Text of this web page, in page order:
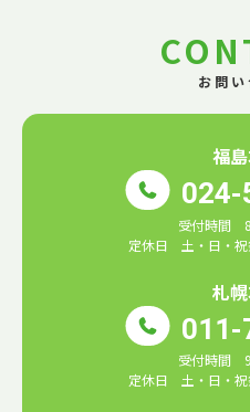
お問
福
024-
受付時間
定休日 土・日・祝
札
011-
受付時間
定休日 土・日・祝